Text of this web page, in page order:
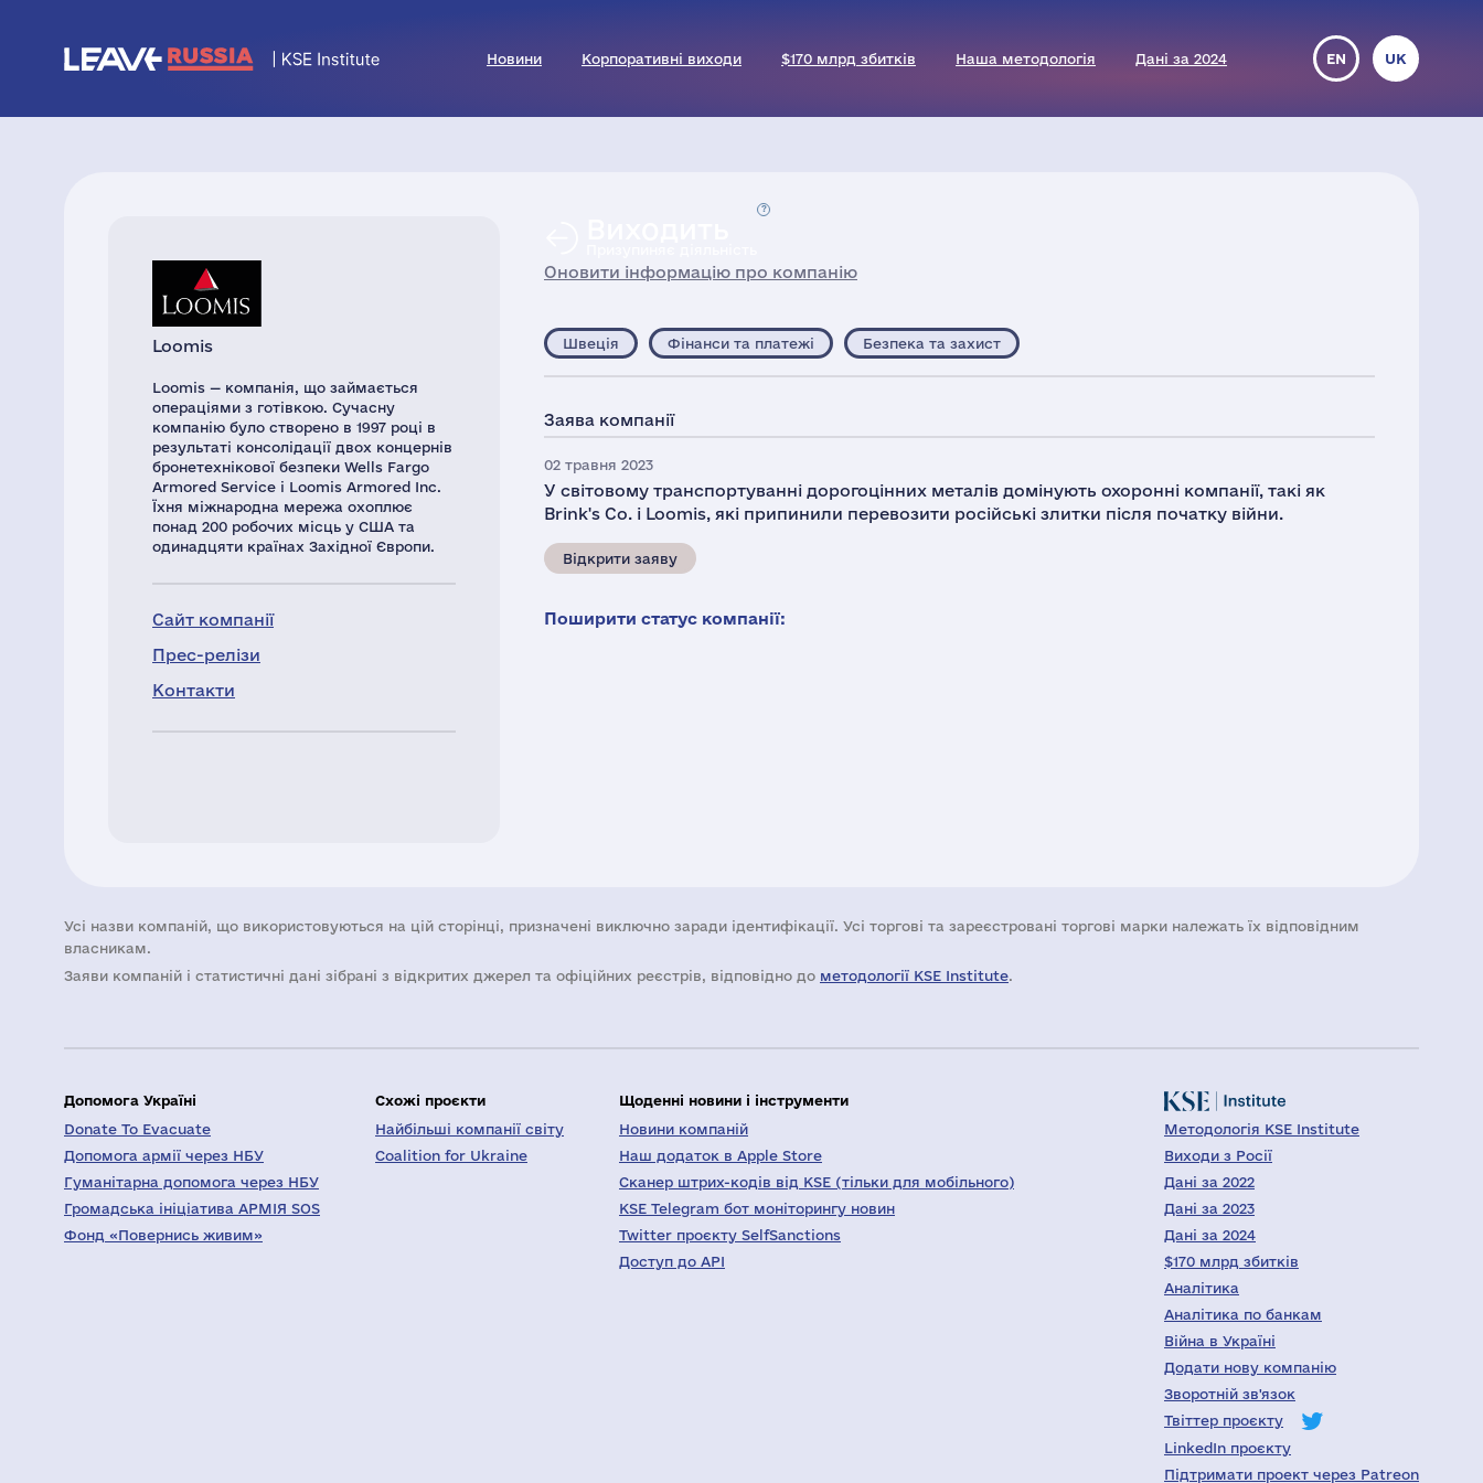
Новини Корпоративні виходи $170 млрд збитків Наша методологія Дані за 2024 EN UK
Loomis
Loomis — компанія, що займається
операціями з готівкою. Сучасну
компанію було створено в 1997 році в
результаті консолідації двох концернів
бронетехнікової безпеки Wells Fargo
Armored Service і Loomis Armored Inc.
Їхня міжнародна мережа охоплює
понад 200 робочих місць у США та
одинадцяти країнах Західної Європи.
Сайт компанії
Прес-релізи
Контакти
Оновити інформацію про компанію
Швеція Фінанси та платежі Безпека та захист
Заява компанії
02 травня 2023
У світовому транспортуванні дорогоцінних металів домінують охоронні компанії, такі як
Brink's Co. і Loomis, які припинили перевозити російські злитки після початку війни.
Відкрити заяву
Поширити статус компанії:
Усі назви компаній, що використовуються на цій сторінці, призначені виключно заради ідентифікації. Усі торгові та зареєстровані торгові марки належать їх відповідним
власникам.
Заяви компаній i статистичні дані зібрані з відкритих джерел та офіційних реєстрів, відповідно до методології KSE Institute.
Допомога Україні
Donate To Evacuate
Допомога армії через НБУ
Гуманітарна допомога через НБУ
Громадська ініціатива АРМІЯ SOS
Фонд «Повернись живим»
Схожі проєкти
Найбільші компанії світу
Coalition for Ukraine
Щоденні новини і інструменти
Новини компаній
Наш додаток в Apple Store
Сканер штрих-кодів від KSE (тільки для мобільного)
KSE Telegram бот моніторингу новин
Twitter проєкту SelfSanctions
Доступ до API
Методологія KSE Institute
Виходи з Росії
Дані за 2022
Дані за 2023
Дані за 2024
$170 млрд збитків
Аналітика
Аналітика по банкам
Війна в Україні
Додати нову компанію
Зворотній зв'язок
Твіттер проєкту
LinkedIn проєкту
Підтримати проект через Patreon